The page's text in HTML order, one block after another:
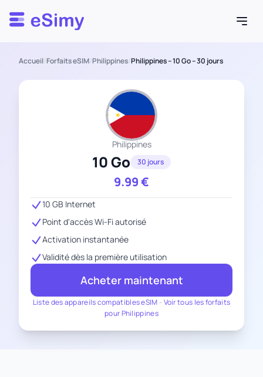
Esimy
Accueil/Forfaits eSIM/Philippines/Philippines – 10 Go – 30 jours
Philippines
10 Go 30 jours
9.99€
Liste des appareils compatibles eSIM - Voir tous les forfaits
pour Philippines
10 GB Internet
Point d'accès Wi-Fi autorisé
Activation instantanée
Validité dès la première utilisation
Acheter maintenant